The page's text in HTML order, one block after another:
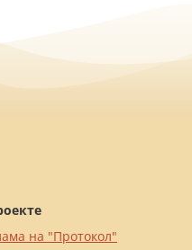
на "Протокол"